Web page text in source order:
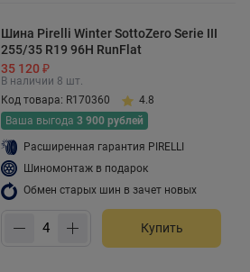
Шина Pirelli Winter SottoZero Serie III
255/35 R19 96H RunFlat
35 120 ₽
В наличии 8 шт.
Код товара: R170360
4.8
Ваша выгода 3 900 рублей
Расширенная гарантия PIRELLI
Шиномонтаж в подарок
Обмен старых шин в зачет новых
Купить